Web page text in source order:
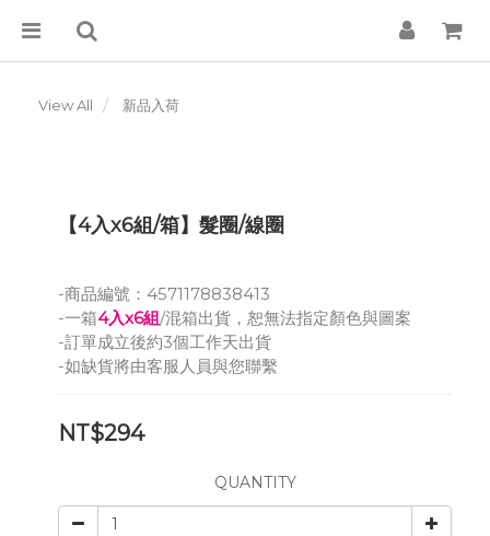
View All 新品入荷
【4入x6組/箱】髮圈/線圈
-商品編號：4571178838413
-一箱4入x6組/混箱出貨，恕無法指定顏色與圖案
-訂單成立後約3個工作天出貨
-如缺貨將由客服人員與您聯繫
NT$294
QUANTITY